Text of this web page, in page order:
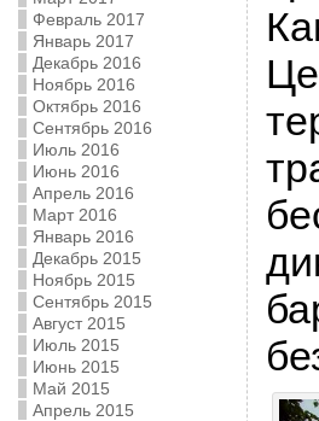
Февраль 2017
Январь 2017
Декабрь 2016
Ноябрь 2016
Октябрь 2016
Сентябрь 2016
Июль 2016
Июнь 2016
Апрель 2016
Март 2016
Январь 2016
Декабрь 2015
Ноябрь 2015
Сентябрь 2015
Август 2015
Июль 2015
Июнь 2015
Май 2015
Апрель 2015